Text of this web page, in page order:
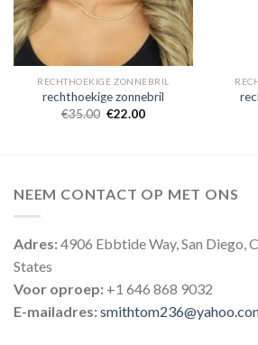
RECHTHOEKIGE ZONNEBRIL
rechthoekige zonnebril
€35.00 €22.00
NEEM CONTACT OP MET ONS
Adres:4906 Ebbtide Way, San Diego,
States
Voor oproep: +1 646 868 9032
E-mailadres: